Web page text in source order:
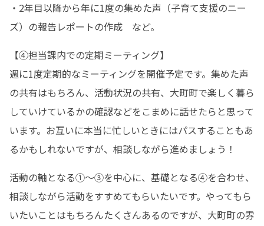
・2年目以降から年に1度の集めた声（子育て支援のニー
ズ）の報告レポートの作成　など。
【④担当課内での定期ミーティング】
週に1度定期的なミーティングを開催予定です。集めた声
の共有はもちろん、活動状況の共有、大町町で楽しく暮ら
していけているかの確認などをこまめに話せたらと思って
います。お互いに本当に忙しいときにはパスすることもあ
るかもしれないですが、相談しながら進めましょう！
活動の軸となる①～③を中心に、基礎となる④を合わせ、
相談しながら活動をすすめてもらいたいです。やってもら
いたいことはもちろんたくさんあるのですが、大町町の雰